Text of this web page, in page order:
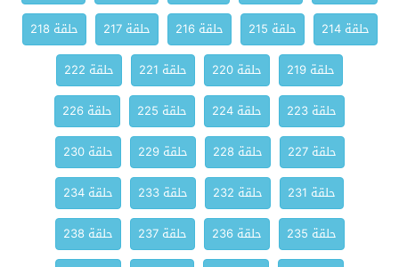
حلقة 214
حلقة 215 حلقة 216 حلقة 217
حلقة 218
حلقة 219
حلقة 220 حلقة 221
حلقة 222
حلقة 223
حلقة 224 حلقة 225
حلقة 226
حلقة 227
حلقة 228 حلقة 229
حلقة 230
حلقة 231
حلقة 232 حلقة 233
حلقة 234
حلقة 235
حلقة 236 حلقة 237
حلقة 238